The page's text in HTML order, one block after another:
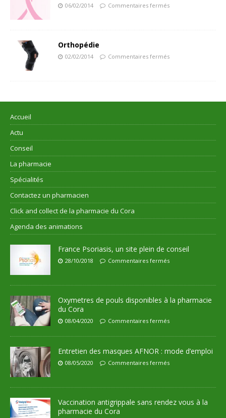
06/02/2014 Commentaires fermés
Orthopédie
02/02/2014 Commentaires fermés
Accueil
Actu
Conseil
La pharmacie
Spécialités
Contactez un pharmacien
Click and collect de la pharmacie du Cora
Agenda des animations
France Psoriasis, un site plein de conseil
28/10/2018 Commentaires fermés
Oxymetres de pouls disponibles à la pharmacie
du Cora
08/04/2020 Commentaires fermés
Entretien des masques AFNOR : mode d’emploi
08/05/2020 Commentaires fermés
Vaccination antigrippale sans rendez vous à la
pharmacie du Cora